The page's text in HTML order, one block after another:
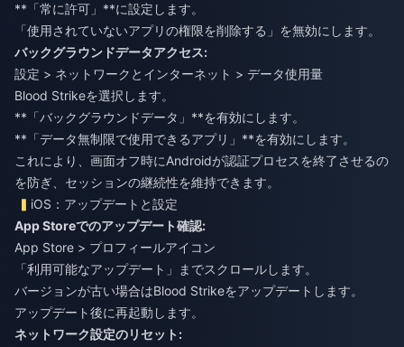
**「常に許可」**に設定します。
「使用されていないアプリの権限を削除する」を無効にします。
バックグラウンドデータアクセス:
設定 > ネットワークとインターネット > データ使用量
Blood Strikeを選択します。
**「バックグラウンドデータ」**を有効にします。
**「データ無制限で使用できるアプリ」**を有効にします。
これにより、画面オフ時にAndroidが認証プロセスを終了させるの
を防ぎ、セッションの継続性を維持できます。
iOS：アップデートと設定
App Storeでのアップデート確認:
App Store > プロフィールアイコン
「利用可能なアップデート」までスクロールします。
バージョンが古い場合はBlood Strikeをアップデートします。
アップデート後に再起動します。
ネットワーク設定のリセット: